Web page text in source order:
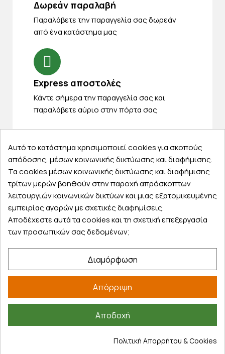
Δωρεάν παραλαβή
Παραλάβετε την παραγγελία σας δωρεάν
από ένα κατάστημα μας
Express αποστολές
Κάντε σήμερα την παραγγελία σας και
παραλάβετε αύριο στην πόρτα σας
Εξυπηρέτηση πελατών
Λογαριασμός
Τα αγαπημένα μου
Τρόποι παραγγελίας
Τρόποι πληρωμής
Έξοδα αποστολής
Επιστροφές προϊοντων
Εξέλιξη παραγγελίας
Σχετικά με εμάς
Αυτό το κατάστημα χρησιμοποιεί cookies για σκοπούς
απόδοσης, μέσων κοινωνικής δικτύωσης και διαφήμισης.
Τα cookies μέσων κοινωνικής δικτύωσης και διαφήμισης
τρίτων μερών βοηθούν στην παροχή απρόσκοπτων
λειτουργιών κοινωνικών δικτύων και μιας εξατομικευμένης
εμπειρίας αγορών με σχετικές διαφημίσεις.
Αποδέχεστε αυτά τα cookies και τη σχετική επεξεργασία
των προσωπικών σας δεδομένων;
Διαμόρφωση
Απόρριψη
Αποδοχή
Πολιτική Απορρήτου & Cookies